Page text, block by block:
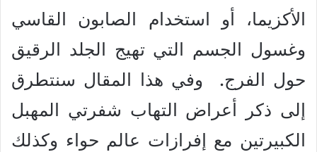
الأكزيما، أو استخدام الصابون القاسي
وغسول الجسم التي تهيج الجلد الرقيق
حول الفرج. وفي هذا المقال سنتطرق
إلى ذكر أعراض التهاب شفرتي المهبل
الكبيرتين مع إفرازات عالم حواء وكذلك